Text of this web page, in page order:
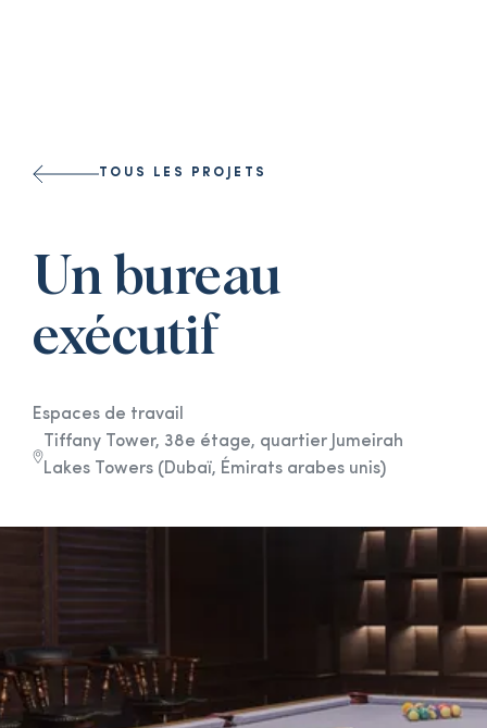
TOUS LES PROJETS
Un bureau
exécutif
Espaces de travail
Tiffany Tower, 38e étage, quartier Jumeirah
Lakes Towers (Dubaï, Émirats arabes unis)